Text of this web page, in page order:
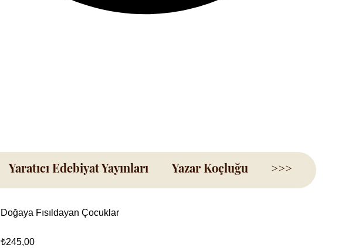
Yaratıcı Edebiyat Yayınları Yazar Koçluğu >>>
Doğaya Fısıldayan Çocuklar
₺245,00Fiyat